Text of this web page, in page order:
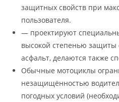
защитных свойств при
пользователя.
— проектируют
высокой степенью защиты
асфальт, делаются также
Обычные мотоциклы
незащищённостью
погодных условий